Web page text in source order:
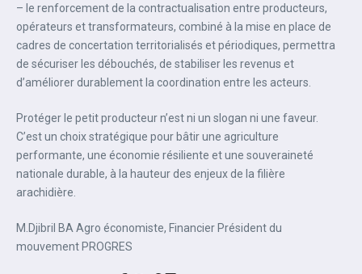
‎‎– le renforcement de la contractualisation entre producteurs,
opérateurs et transformateurs, combiné à la mise en place de
cadres de concertation territorialisés et périodiques, permettra
de sécuriser les débouchés, de stabiliser les revenus et
d’améliorer durablement la coordination entre les acteurs.‎‎
Protéger le petit producteur n’est ni un slogan ni une faveur.
C’est un choix stratégique pour bâtir une agriculture
performante, une économie résiliente et une souveraineté
nationale durable, à la hauteur des enjeux de la filière
arachidière.‎‎
M.Djibril BA‎ Agro économiste, Financier‎ Président du
mouvement PROGRES